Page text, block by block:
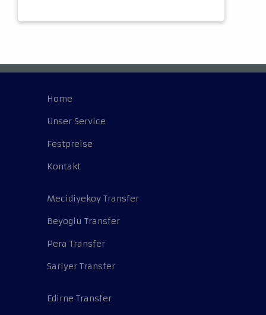
Home
Unser Service
Festpreise
Kontakt
Mecidiyekoy Transfer
Beyoglu Transfer
Pera Transfer
Sariyer Transfer
Edirne Transfer